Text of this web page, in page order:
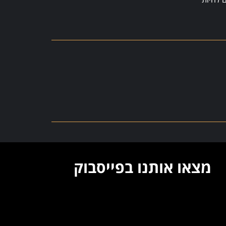
מצאו אותנו בפייסבוק